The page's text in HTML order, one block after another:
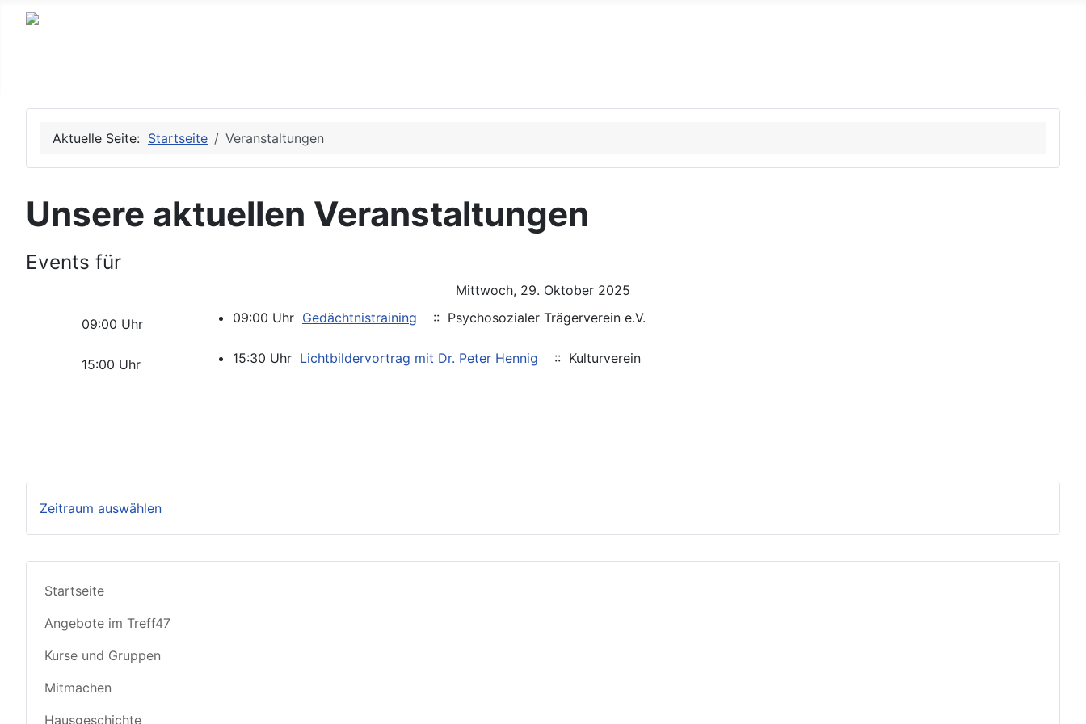
Startseite
Angebote im Treff47
Kurse und Gruppen
Mitmachen
Hausgeschichte
Aktuelle Seite: Startseite Veranstaltungen
Unsere aktuellen Veranstaltungen
Events für
Mittwoch, 29. Oktober 2025
09:00 Uhr 09:00 Uhr Gedächtnistraining :: Psychosozialer Trägerverein e.V.
15:00 Uhr 15:30 Uhr Lichtbildervortrag mit Dr. Peter Hennig :: Kulturverein
Zeitraum auswählen